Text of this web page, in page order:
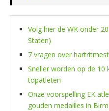
Volg hier de WK onder
Staten)
7 vragen over
Sneller worden op de 10
topatleten
Onze voorspelling EK
gouden medailles in